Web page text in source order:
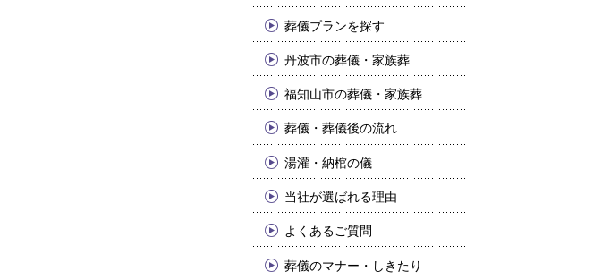
葬儀プランを探す
丹波市の葬儀・家族葬
福知山市の葬儀・家族葬
葬儀・葬儀後の流れ
湯灌・納棺の儀
当社が選ばれる理由
よくあるご質問
葬儀のマナー・しきたり